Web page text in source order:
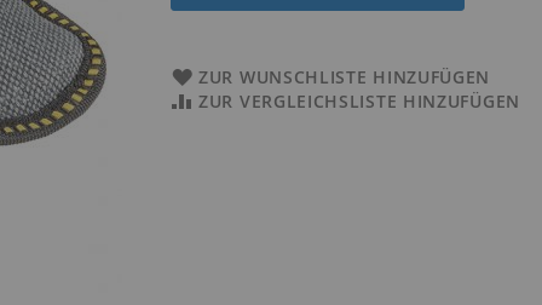
ZUR WUNSCHLISTE HINZUFÜGEN
ZUR VERGLEICHSLISTE HINZUFÜGEN